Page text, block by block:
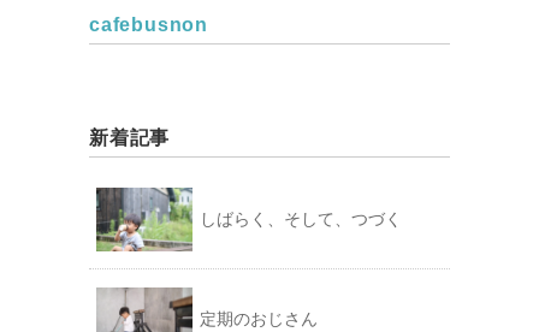
cafebusnon
新着記事
しばらく、そして、つづく
定期のおじさん